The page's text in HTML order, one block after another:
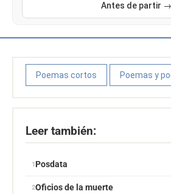
Antes de partir →
Poemas cortos Poemas y
Leer también:
Posdata
Oficios de la muerte